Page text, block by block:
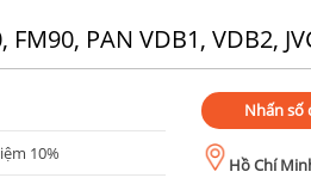
PAN VDB1, VDB2,
10%
Nhấn số
Hồ Chí